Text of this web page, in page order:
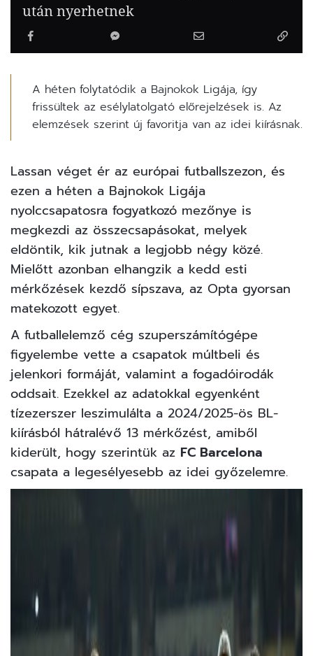
után nyerhetnek
A héten folytatódik a Bajnokok Ligája, így
frissültek az esélylatolgató előrejelzések is. Az
elemzések szerint új favoritja van az idei kiírásnak.
Lassan véget ér az európai futballszezon, és
ezen a héten a Bajnokok Ligája
nyolccsapatosra fogyatkozó mezőnye is
megkezdi az összecsapásokat, melyek
eldöntik, kik jutnak a legjobb négy közé.
Mielőtt azonban elhangzik a kedd esti
mérkőzések kezdő sípszava, az Opta gyorsan
matekozott egyet.
A futballelemző cég szuperszámítógépe
figyelembe vette a csapatok múltbeli és
jelenkori formáját, valamint a fogadóirodák
oddsait. Ezekkel az adatokkal egyenként
tízezerszer leszimulálta a 2024/2025-ös BL-
kiírásból hátralévő 13 mérkőzést, amiből
kiderült, hogy szerintük az FC Barcelona
csapata a legesélyesebb az idei győzelemre.